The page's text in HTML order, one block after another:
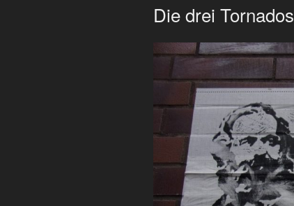
Die drei Tornados